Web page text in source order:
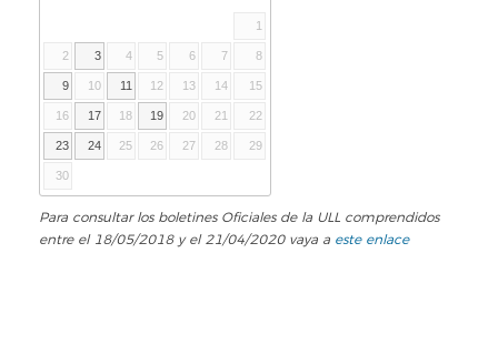
1
2 3 4 5 6 7 8
9 10 11 12 13 14 15
16 17 18 19 20 21 22
23 24 25 26 27 28 29
30
Para consultar los boletines Oficiales de la ULL comprendidos
entre el 18/05/2018 y el 21/04/2020 vaya a este enlace